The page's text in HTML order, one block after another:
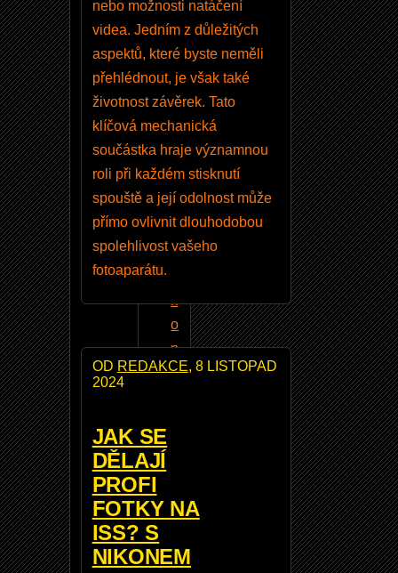
nebo možnosti natáčení
videa. Jedním z důležitých
aspektů, které byste neměli
přehlédnout, je však také
životnost závěrek. Tato
klíčová mechanická
součástka hraje významnou
roli při každém stisknutí
spouště a její odolnost může
přímo ovlivnit dlouhodobou
spolehlivost vašeho
fotoaparátu.
OD REDAKCE, 8 LISTOPAD
2024
JAK SE
DĚLAJÍ
PROFI
FOTKY NA
ISS? S
NIKONEM
e
s
a
TÉMATA
N
k
o
n
8
r
b